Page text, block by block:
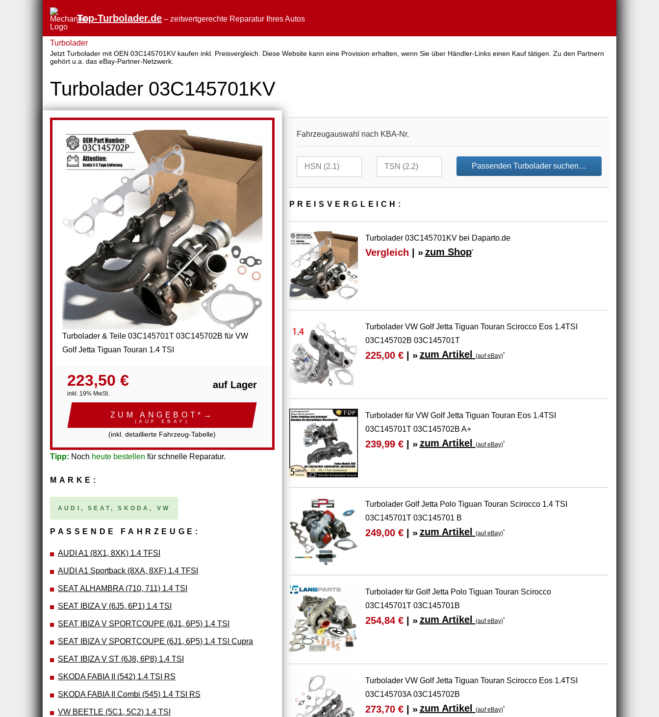
Top-Turbolader.de – zeitwertgerechte Reparatur Ihres Autos
Turbolader
Jetzt Turbolader mit OEN 03C145701KV kaufen inkl. Preisvergleich. Diese Website kann eine Provision erhalten, wenn Sie über Händler-Links einen Kauf tätigen. Zu den Partnern
gehört u.a. das eBay-Partner-Netzwerk.
Turbolader 03C145701KV
Turbolader & Teile 03C145701T 03C145702B für VW
Golf Jetta Tiguan Touran 1.4 TSI
223,50 €
inkl. 19% MwSt.
auf Lager
ZUM ANGEBOT*→
(AUF EBAY)
(inkl. detaillierte Fahrzeug-Tabelle)
Tipp: Noch heute bestellen für schnelle Reparatur.
MARKE:
AUDI, SEAT, SKODA, VW
PASSENDE FAHRZEUGE:
AUDI A1 (8X1, 8XK) 1.4 TFSI
AUDI A1 Sportback (8XA, 8XF) 1.4 TFSI
SEAT ALHAMBRA (710, 711) 1.4 TSI
SEAT IBIZA V (6J5, 6P1) 1.4 TSI
SEAT IBIZA V SPORTCOUPE (6J1, 6P5) 1.4 TSI
SEAT IBIZA V SPORTCOUPE (6J1, 6P5) 1.4 TSI Cupra
SEAT IBIZA V ST (6J8, 6P8) 1.4 TSI
SKODA FABIA II (542) 1.4 TSI RS
SKODA FABIA II Combi (545) 1.4 TSI RS
VW BEETLE (5C1, 5C2) 1.4 TSI
Fahrzeugauswahl nach KBA-Nr.
Passenden Turbolader suchen…
PREIS­VER­GLEICH:
Turbolader 03C145701KV bei Daparto.de
Vergleich | » zum Shop*
Turbolader VW Golf Jetta Tiguan Touran Scirocco Eos 1.4TSI
03C145702B 03C145701T
225,00 €| » zum Artikel (auf eBay)*
Turbolader für VW Golf Jetta Tiguan Touran Eos 1.4TSI
03C145701T 03C145702B A+
239,99 €| » zum Artikel (auf eBay)*
Turbolader Golf Jetta Polo Tiguan Touran Scirocco 1.4 TSI
03C145701T 03C145701 B
249,00 €| » zum Artikel (auf eBay)*
Turbolader für Golf Jetta Polo Tiguan Touran Scirocco
03C145701T 03C145701B
254,84 €| » zum Artikel (auf eBay)*
Turbolader VW Golf Jetta Tiguan Touran Scirocco Eos 1.4TSI
03C145703A 03C145702B
273,70 €| » zum Artikel (auf eBay)*